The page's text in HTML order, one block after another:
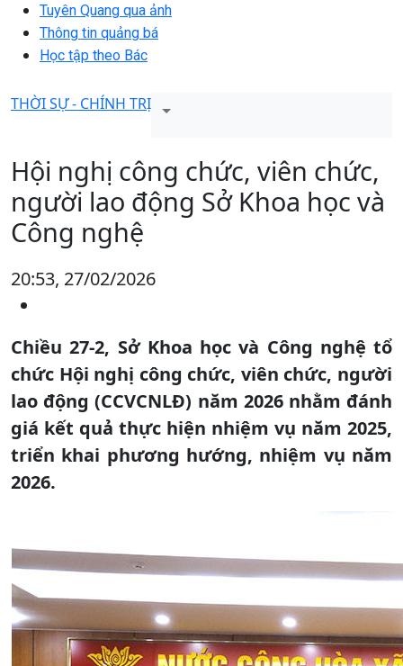
Tuyên Quang qua ảnh
Thông tin quảng bá
Học tập theo Bác
THỜI SỰ - CHÍNH TRỊ
Hội nghị công chức, viên chức,
người lao động Sở Khoa học và
Công nghệ
20:53, 27/02/2026
Chiều 27-2, Sở Khoa học và Công nghệ tổ
chức Hội nghị công chức, viên chức, người
lao động (CCVCNLĐ) năm 2026 nhằm đánh
giá kết quả thực hiện nhiệm vụ năm 2025,
triển khai phương hướng, nhiệm vụ năm
2026.